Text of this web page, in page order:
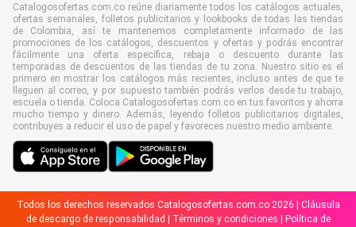
Catalogosofertas.com.co reúne diariamente todos los catálogos actuales,
ofertas semanales, folletos publicitarios y lookbooks de todas las tiendas
de Colombia, así te mantenemos completamente informado de las
promociones de los catálogos, descuentos y ofertas y podrás encontrar
fácilmente una oferta específica, rebaja o descuento durante las
temporadas de descuentos de las tiendas de tu zona. Nuestro sitio es el
primero en mostrar los catálogos más recientes, incluso antes de que te
lleguen al correo, y por supuesto también podrás verlos desde tu trabajo,
escuela o tienda. Coloca Catalogosofertas.com.co en tus favoritos y ahorra
mucho tiempo y dinero. Además, leyendo folletos publicitarios digitales,
contribuyes a reducir el uso de papel y favoreces nuestro medio ambiente.
Todos los derechos reservados Catalogosofertas.com.co 2026 | Cláusula
de descargo de responsabilidad
Términos y condiciones Política de